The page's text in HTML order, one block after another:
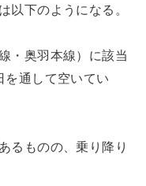
以下のようになる。
・奥羽本線）に該当
を通して空いてい
るものの、乗り降り